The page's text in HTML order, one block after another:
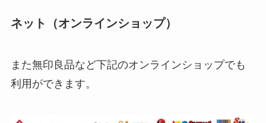
ネット（オンラインショップ）
また無印良品など下記のオンラインショップでも
利用ができます。